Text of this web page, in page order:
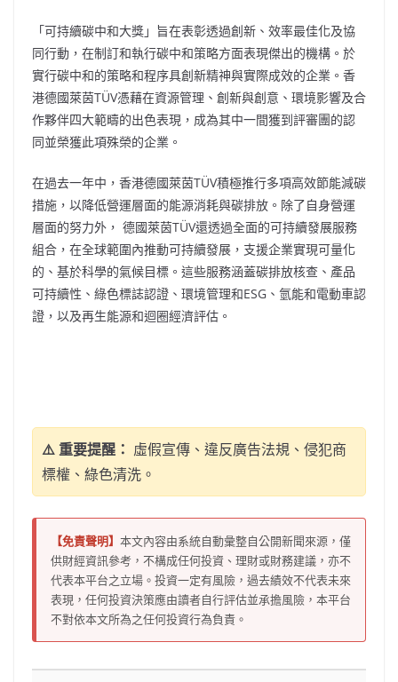
「可持續碳中和大獎」旨在表彰透過創新、效率最佳化及協
同行動，在制訂和執行碳中和策略方面表現傑出的機構。於
實行碳中和的策略和程序具創新精神與實際成效的企業。香
港德國萊茵TÜV憑藉在資源管理、創新與創意、環境影響及合
作夥伴四大範疇的出色表現，成為其中一間獲到評審團的認
同並榮獲此項殊榮的企業。
在過去一年中，香港德國萊茵TÜV積極推行多項高效節能減碳
措施，以降低營運層面的能源消耗與碳排放。除了自身營運
層面的努力外， 德國萊茵TÜV還透過全面的可持續發展服務
組合，在全球範圍內推動可持續發展，支援企業實現可量化
的、基於科學的氣候目標。這些服務涵蓋碳排放核查、產品
可持續性、綠色標誌認證、環境管理和ESG、氫能和電動車認
證，以及再生能源和迴圈經濟評估。
⚠️ 重要提醒： 虛假宣傳、違反廣告法規、侵犯商
標權、綠色清洗。
【免責聲明】 本文內容由系統自動彙整自公開新聞來源，僅
供財經資訊參考，不構成任何投資、理財或財務建議，亦不
代表本平台之立場。投資一定有風險，過去績效不代表未來
表現，任何投資決策應由讀者自行評估並承擔風險，本平台
不對依本文所為之任何投資行為負責。